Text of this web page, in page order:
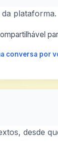
plataforma.
conversa por
desde